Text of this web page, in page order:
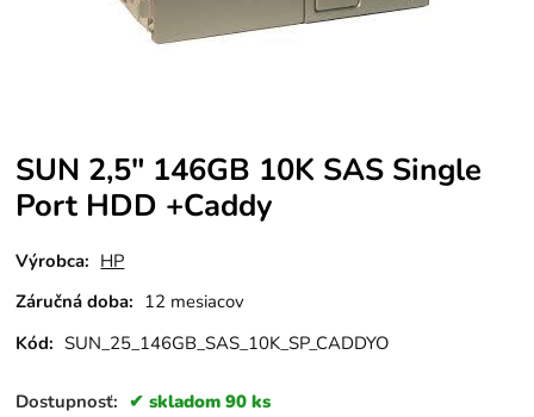
SUN 2,5" 146GB 10K SAS Single
Port HDD +Caddy
Výrobca: HP
Záručná doba: 12 mesiacov
Kód: SUN_25_146GB_SAS_10K_SP_CADDYO
Dostupnosť: skladom 90 ks